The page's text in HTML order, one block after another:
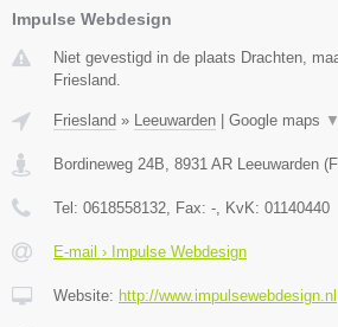
Impulse Webdesign
Niet gevestigd in de plaats Drachten,
Friesland.
Friesland » Leeuwarden | Google maps ▼
Bordineweg 24B 8931 AR Leeuwarden (
Tel: 0618558132 , Fax: - , KvK: 01140440
E-mail › Impulse Webdesign
Website: http://www.impulsewebdesign.nl